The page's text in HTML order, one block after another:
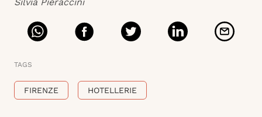
TAGS
FIRENZE HOTELLERIE